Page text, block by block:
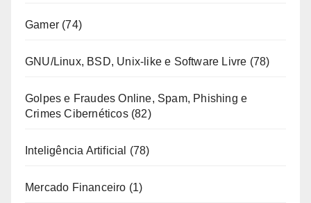
Gamer (74)
GNU/Linux, BSD, Unix-like e Software Livre (78)
Golpes e Fraudes Online, Spam, Phishing e
Crimes Cibernéticos(82)
Inteligência Artificial (78)
Mercado Financeiro (1)